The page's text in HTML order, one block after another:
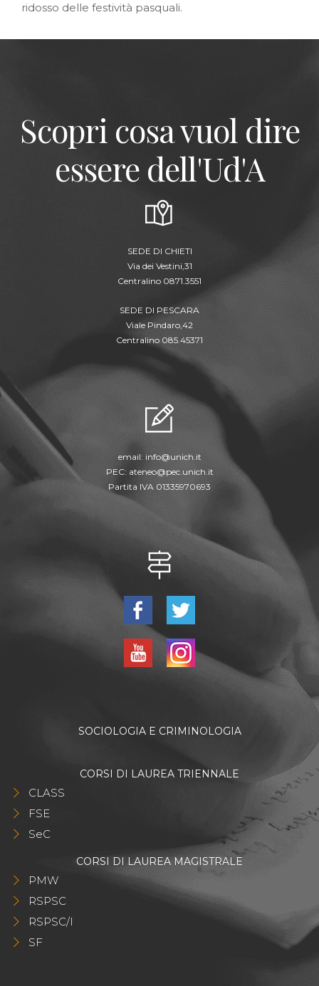
ridosso delle festività pasquali.
Scopri cosa vuol dire
essere dell'Ud'A
SEDE DI CHIETI
Via dei Vestini,31
Centralino 0871.3551
SEDE DI PESCARA
Viale Pindaro,42
Centralino 085.45371
email: info@unich.it
PEC: ateneo@pec.unich.it
Partita IVA 01335970693
SOCIOLOGIA E CRIMINOLOGIA
CORSI DI LAUREA TRIENNALE
CLASS
FSE
SeC
CORSI DI LAUREA MAGISTRALE
PMW
RSPSC
RSPSC/I
SF